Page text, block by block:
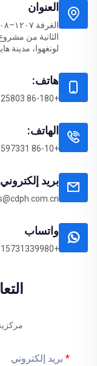
العنوان
الثانية من مشروع
لونغهوا، مدينة
هاتف:
+86-180 01125803
الهاتف:
+86-10 69597331
بريد
واتساب
+86-15731339980
بريد إلكتروني